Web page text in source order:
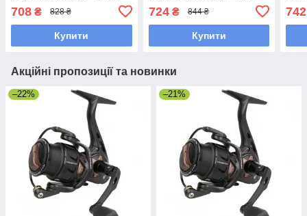
708 ₴ 828 ₴
Купити
724₴ 844 ₴
Купити
742
Акційні пропозиції та новинки
–22% –21%